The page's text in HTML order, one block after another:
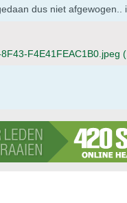
dus niet
F4E41FEAC1B0.jpeg